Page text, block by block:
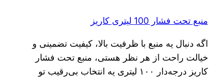
منبع تحت فشار 100 لیتری کاریز
اگه دنبال یه منبع با ظرفیت بالا، کیفیت تضمینی و
خیالت راحت از هر نظر هستی، منبع تحت فشار
کاریز درجه‌دار ۱۰۰ لیتری یه انتخاب بی‌رقیب تو